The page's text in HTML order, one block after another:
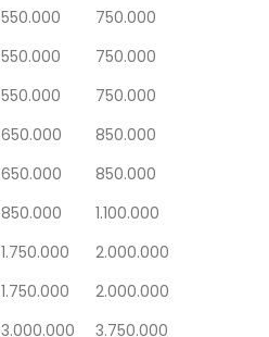
550.000
750.000
550.000
750.000
550.000
750.000
650.000
850.000
650.000
850.000
850.000
1.100.000
1.750.000
2.000.000
1.750.000
2.000.000
3.000.000 3.750.000